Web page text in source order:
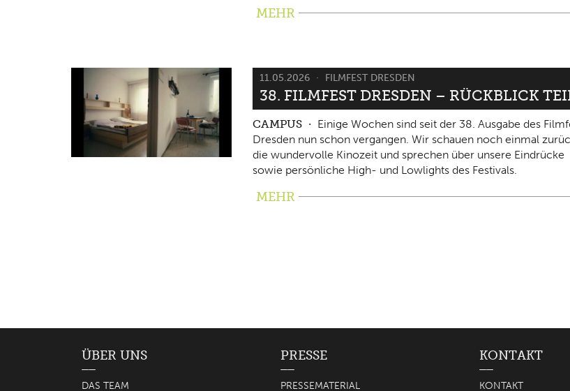
MEHR
11.05.2026 FILMFEST DRESDEN
38. FILMFEST DRESDEN – RÜCKBLICK
CAMPUS
Einige Wochen sind seit der 38. Ausgabe des
Dresden nun schon vergangen. Wir schauen noch einmal
die wundervolle Kinozeit und sprechen über unsere Eindrücke
sowie persönliche High- und Lowlights des Festivals.
MEHR
ÜBER UNS
DAS TEAM
PRESSE
PRESSEMATERIAL
KONTAKT
KONTAKT